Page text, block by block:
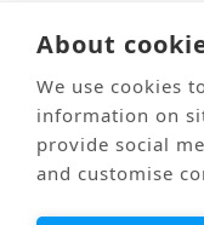
About
We use cookies
information on
provide social
and customise